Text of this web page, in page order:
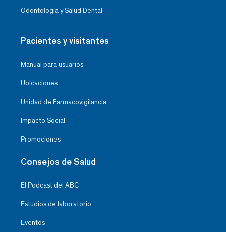
Odontología y Salud Dental
Pacientes y visitantes
Manual para usuarios
Ubicaciones
Unidad de Farmacovigilancia
Impacto Social
Promociones
Consejos de Salud
El Podcast del ABC
Estudios de laboratorio
Eventos